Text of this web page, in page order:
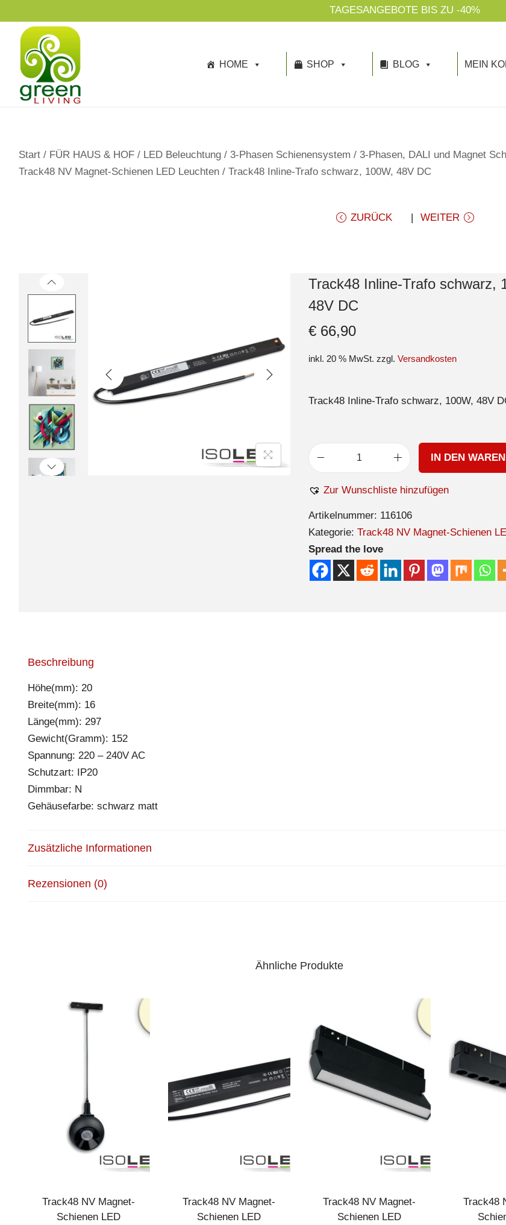
p
TAGESANGEBOTE BIS ZU -40%
HOME SHOP BLOG MEIN
Start / FÜR HAUS & HOF / LED Beleuchtung / 3-Phasen Schienensystem / 3-Phasen, DALI und Magnet
Track48 NV Magnet-Schienen LED Leuchten / Track48 Inline-Trafo schwarz, 100W, 48V DC
ZURÜCK WEITER
Track48 Inline-Trafo schwarz,
48V DC
€66,90
inkl. 20 % MwSt. zzgl. Versandkosten
Track48 Inline-Trafo schwarz, 100W, 48V
IN DEN
Zur Wunschliste hinzufügen
Artikelnummer: 116106
Kategorie: Track48 NV Magnet-Schienen
Spread the love
Beschreibung
Höhe(mm): 20
Breite(mm): 16
Länge(mm): 297
Gewicht(Gramm): 152
Spannung: 220 – 240V AC
Schutzart: IP20
Dimmbar: N
Gehäusefarbe: schwarz matt
Zusätzliche Informationen
Rezensionen (0)
Ähnliche Produkte
Track48 NV Magnet-
Schienen LED
Track48 NV Magnet-
Schienen LED
Track48 NV Magnet-
Schienen LED
Track48